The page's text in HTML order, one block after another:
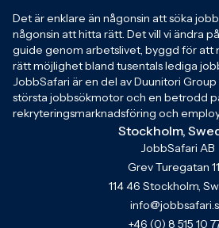
Det är enklare än någonsin att söka
någonsin att hitta rätt. Det vill vi ändra
guide genom arbetslivet, byggd för att
rätt möjlighet bland tusentals lediga
JobbSafari är en del av Duunitori Group
största jobbsökmotor och en betrodd
rekryteringsmarknadsföring och
Stockholm,
JobbSafari AB
Grev Turegatan
114 46 Stockholm,
+46 (0) 8 515 10